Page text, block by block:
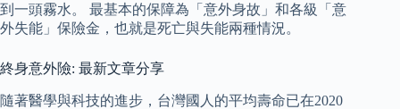
到一頭霧水。 最基本的保障為「意外身故」和各級「意
外失能」保險金，也就是死亡與失能兩種情況。
終身意外險: 最新文章分享
隨著醫學與科技的進步，台灣國人的平均壽命已在2020